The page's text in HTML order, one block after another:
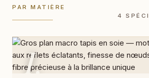
PAR MATIÈRE
4
I.